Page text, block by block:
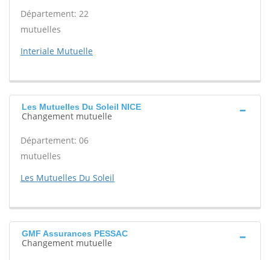
Département: 22
mutuelles
Interiale Mutuelle
Les Mutuelles Du Soleil NICE
Changement mutuelle
Département: 06
mutuelles
Les Mutuelles Du Soleil
GMF Assurances PESSAC
Changement mutuelle